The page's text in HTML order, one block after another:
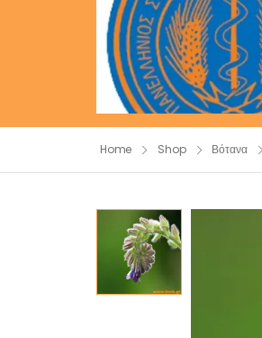
Home Shop Βότανα